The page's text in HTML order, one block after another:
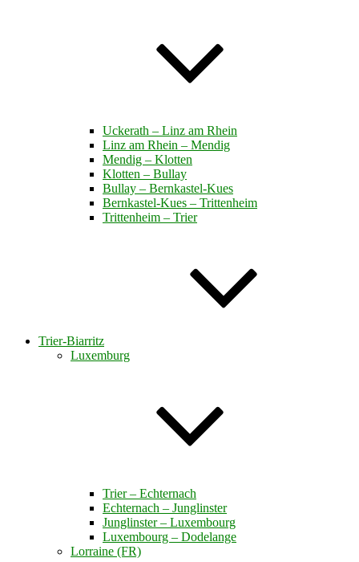
Uckerath – Linz am Rhein
Linz am Rhein – Mendig
Mendig – Klotten
Klotten – Bullay
Bullay – Bernkastel-Kues
Bernkastel-Kues – Trittenheim
Trittenheim – Trier
Trier-Biarritz
Luxemburg
Trier – Echternach
Echternach – Junglinster
Junglinster – Luxembourg
Luxembourg – Dodelange
Lorraine (FR)